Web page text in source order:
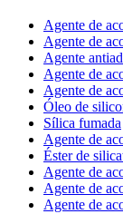
Agente de
Agente de
Agente
Agente de
Agente de
Óleo de
Sílica fumada
Agente de
Éster de
Agente de
Agente de
Agente de